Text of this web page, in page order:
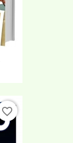
favorite_border